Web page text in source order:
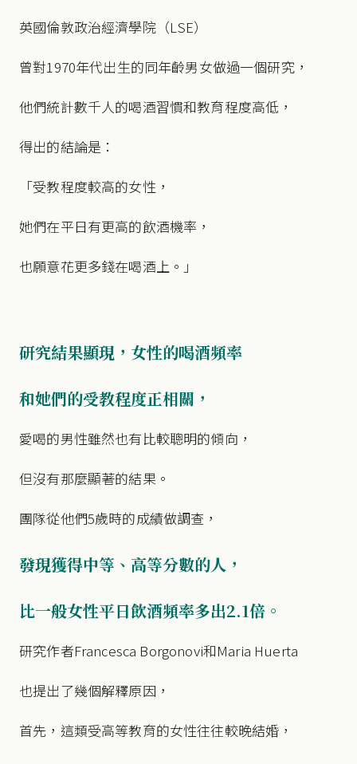
​英國倫敦政治經濟學院（LSE）
曾對1970年代出生的同年齡男女做過一個研究，
他們統計數千人的喝酒習慣和教育程度高低，
得出的結論是：
「受教程度較高的女性，
她們在平日有更高的飲酒機率，
也願意花更多錢在喝酒上。」
研究結果顯現，女性的喝酒頻率
和她們的受教程度正相關，
愛喝的男性雖然也有比較聰明的傾向，
但沒有那麼顯著的結果。
團隊從他們5歲時的成績做調查，
發現獲得中等、高等分數的人，
比一般女性平日飲酒頻率多出2.1倍。
研究作者Francesca Borgonovi和Maria Huerta
也提出了幾個解釋原因，
首先，這類受高等教育的女性往往較晚結婚，